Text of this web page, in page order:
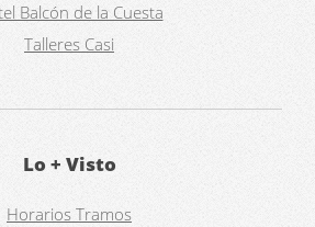
Balcón de la Cuesta
Talleres Casi
Lo + Visto
Horarios Tramos